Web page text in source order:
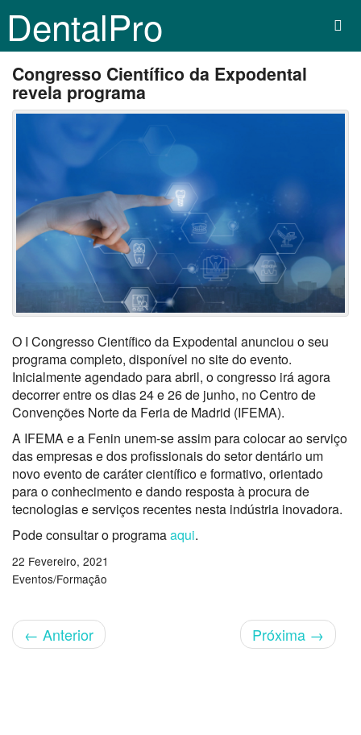
DentalPro
Congresso Científico da Expodental
revela programa
O I Congresso Científico da Expodental anunciou o seu
programa completo, disponível no site do evento.
Inicialmente agendado para abril, o congresso irá agora
decorrer entre os dias 24 e 26 de junho, no Centro de
Convenções Norte da Feria de Madrid (IFEMA).
A IFEMA e a Fenin unem-se assim para colocar ao serviço
das empresas e dos profissionais do setor dentário um
novo evento de caráter científico e formativo, orientado
para o conhecimento e dando resposta à procura de
tecnologias e serviços recentes nesta indústria inovadora.
Pode consultar o programaaqui.
22 Fevereiro, 2021
Eventos/Formação
← Anterior Próxima →